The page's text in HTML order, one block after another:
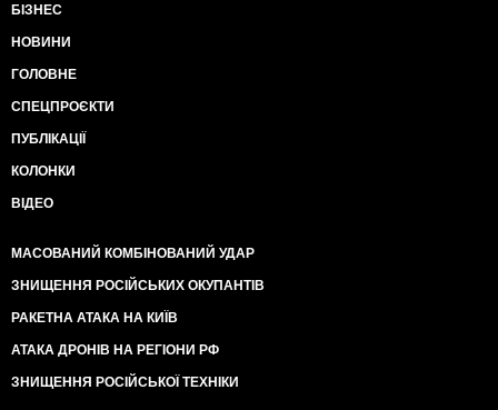
БІЗНЕС
НОВИНИ
ГОЛОВНЕ
СПЕЦПРОЄКТИ
ПУБЛІКАЦІЇ
КОЛОНКИ
ВІДЕО
МАСОВАНИЙ КОМБІНОВАНИЙ УДАР
ЗНИЩЕННЯ РОСІЙСЬКИХ ОКУПАНТІВ
РАКЕТНА АТАКА НА КИЇВ
АТАКА ДРОНІВ НА РЕГІОНИ РФ
ЗНИЩЕННЯ РОСІЙСЬКОЇ ТЕХНІКИ